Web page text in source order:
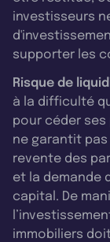
investisseurs
supporter les
Risque de
à la difficulté
pour céder ses
ne garantit pas
revente des
et la demande
capital. De
immobiliers